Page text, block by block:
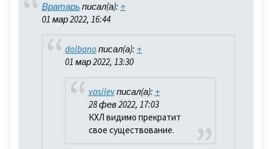
Вратарь писал(а): ↑
01 мар 2022, 16:44
dolbano писал(а): ↑
01 мар 2022, 13:30
vasilevписал(а): ↑
28 фев 2022, 17:03
КХЛ видимо прекратит
свое существование.